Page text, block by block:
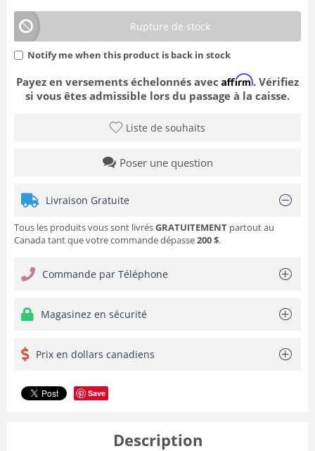
Rupture de stock
Notify me when this product is back in stock
Payez en versements échelonnés avec Affirm. Vérifiez
si vous êtes admissible lors du passage à la caisse.
Liste de souhaits
Poser une question
Livraison Gratuite
Tous les produits vous sont livrésGRATUITEMENT partout au
Canada tant que votre commande dépasse200 $.
Commande par Téléphone
Magasinez en sécurité
Prix en dollars canadiens
Save
Description